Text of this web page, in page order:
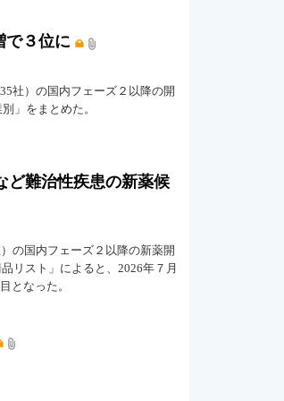
３位に
社）の国内フェーズ２以降の開
」をまとめた。
難治性疾患の新薬候
の国内フェーズ２以降の新薬開
リスト」によると、2026年７月
となった。